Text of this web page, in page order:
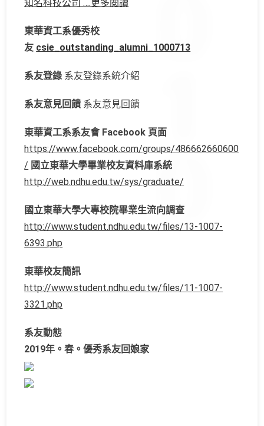
知名科技公司 ….更多閱讀
東華資工系優秀校
友 csie_outstanding_alumni_1000713
系友登錄 系友登錄系統介紹
系友意見回饋 系友意見回饋
東華資工系系友會 Facebook 頁面
https://www.facebook.com/groups/486662660600
/ 國立東華大學畢業校友資料庫系統
http://web.ndhu.edu.tw/sys/graduate/
國立東華大學大專校院畢業生流向調查
http://www.student.ndhu.edu.tw/files/13-1007-
6393.php
東華校友簡訊
http://www.student.ndhu.edu.tw/files/11-1007-
3321.php
系友動態
2019年。春。優秀系友回娘家